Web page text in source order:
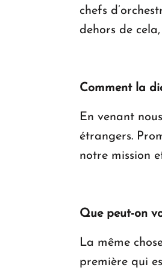
chefs
dehors de
Comment la
En venant
étrangers.
notre mission
Que peut-on
La même
première qui